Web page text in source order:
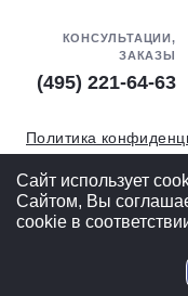
КОНСУЛЬТАЦИИ,
ЗАКАЗЫ
(495) 221-64-63
Политика
Обработка
© 2004-2026
Сайт использует
Сайтом, Вы
cookie в